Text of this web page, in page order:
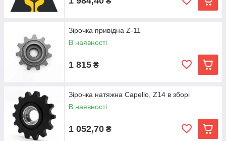
Зірочка привідна Z-11
В наявності
1 815 ₴
Зірочка натяжна Capello, Z14 в зборі
В наявності
1 052,70 ₴